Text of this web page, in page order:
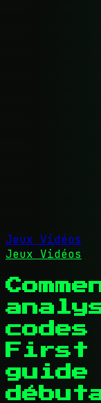
Jeux Vidéos
Jeux Vidéos
codes
First
guide